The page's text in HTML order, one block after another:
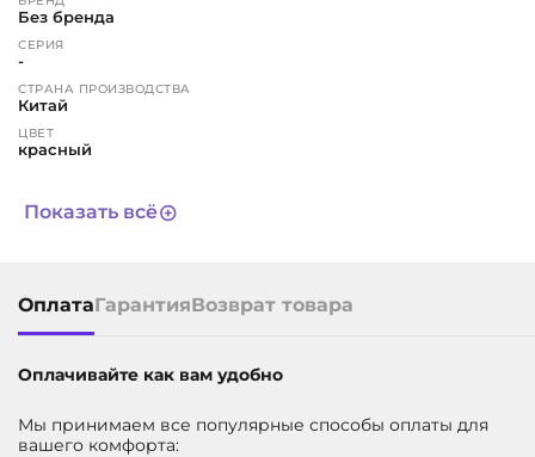
Без бренда
СЕРИЯ
-
СТРАНА ПРОИЗВОДСТВА
Китай
ЦВЕТ
красный
АРТИКУЛ
Показать всё
ОплатаГарантияВозврат товара
Оплачивайте как вам удобно
Мы принимаем все популярные способы оплаты для
вашего комфорта: